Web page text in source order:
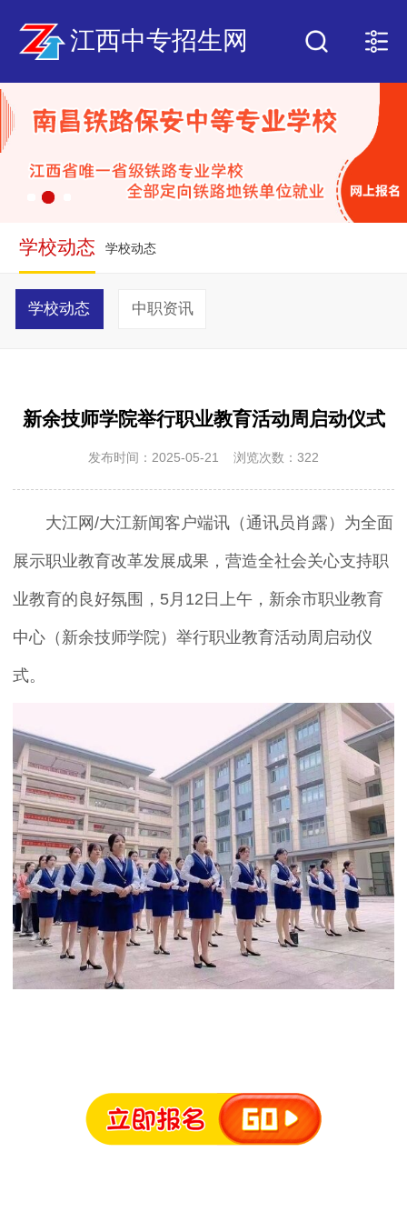
江西中专招生网
学校动态 学校动态
学校动态 中职资讯
新余技师学院举行职业教育活动周启动仪式
发布时间：2025-05-21 浏览次数：322
大江网/大江新闻客户端讯（通讯员肖露）为全面
展示职业教育改革发展成果，营造全社会关心支持职
业教育的良好氛围，5月12日上午，新余市职业教育
中心（新余技师学院）举行职业教育活动周启动仪
式。